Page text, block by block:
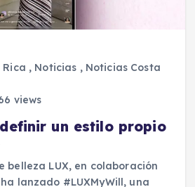
Rica , Noticias , Noticias Costa
views
un estilo propio
belleza LUX, en colaboración
lanzado #LUXMyWill, una